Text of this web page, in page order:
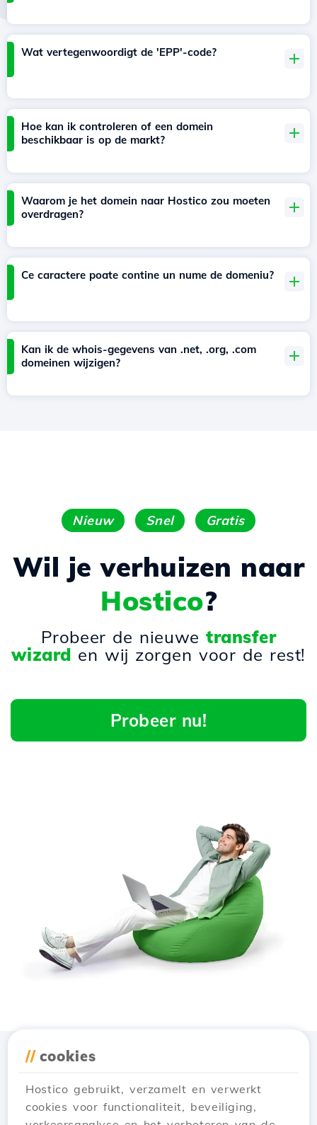
Wat vertegenwoordigt de 'EPP'-code?
Hoe kan ik controleren of een domein
beschikbaar is op de markt?
Waarom je het domein naar Hostico zou moeten
overdragen?
Ce caractere poate contine un nume de domeniu?
Kan ik de whois-gegevens van .net, .org, .com
domeinen wijzigen?
Nieuw Snel Gratis
Wil je verhuizen naar
Hostico?
Probeer de nieuwetransfer
wizard en wij zorgen voor de rest!
Probeer nu!
// cookies
Hostico gebruikt, verzamelt en verwerkt
cookies voor functionaliteit, beveiliging,
Download de app